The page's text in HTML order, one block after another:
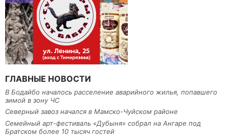
ГЛАВНЫЕ НОВОСТИ
В Бодайбо началось расселение аварийного жилья, попавшего
зимой в зону ЧС
Северный завоз начался в Мамско-Чуйском районе
Семейный арт-фестиваль «Дубыня» собрал на Ангаре под
Братском более 10 тысяч гостей